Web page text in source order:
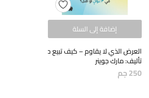
إضافة إلى السلة
العرض الذي لا يقاوم – كيف تبيع منتجك أو خدمتك في 3 ثوانٍ أو أقل
تأليف: مارك جوينر
250جم